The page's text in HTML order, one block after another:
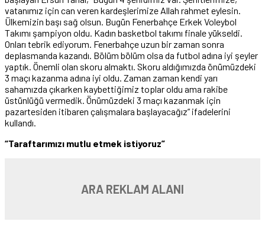
vatanımız için can veren kardeşlerimize Allah rahmet eylesin.
Ülkemizin başı sağ olsun. Bugün Fenerbahçe Erkek Voleybol
Takımı şampiyon oldu. Kadın basketbol takımı finale yükseldi.
Onları tebrik ediyorum. Fenerbahçe uzun bir zaman sonra
deplasmanda kazandı. Bölüm bölüm olsa da futbol adına iyi şeyler
yaptık. Önemli olan skoru almaktı. Skoru aldığımızda önümüzdeki
3 maçı kazanma adına iyi oldu. Zaman zaman kendi yarı
sahamızda çıkarken kaybettiğimiz toplar oldu ama rakibe
üstünlüğü vermedik. Önümüzdeki 3 maçı kazanmak için
pazartesiden itibaren çalışmalara başlayacağız” ifadelerini
kullandı.
“Taraftarımızı mutlu etmek istiyoruz”
ARA REKLAM ALANI